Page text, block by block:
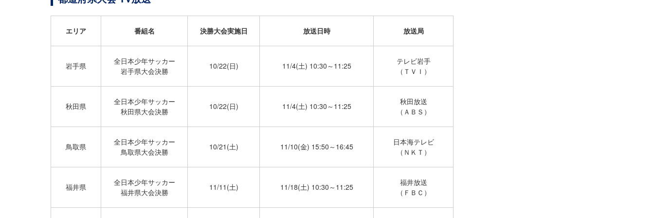
エリア 番組名 決勝大会実施日 放送日時 放送局
岩手県
全日本少年サッカー
岩手県大会決勝
10/22(日) 11/4(土) 10:30～11:25
テレビ岩手
（ＴＶＩ）
秋田県
全日本少年サッカー
秋田県大会決勝
10/22(日) 11/4(土) 10:30～11:25
秋田放送
（ＡＢＳ）
鳥取県
全日本少年サッカー
鳥取県大会決勝
10/21(土) 11/10(金) 15:50～16:45
日本海テレビ
（ＮＫＴ）
福井県
全日本少年サッカー
福井県大会決勝
11/11(土) 11/18(土) 10:30～11:25
福井放送
（ＦＢＣ）